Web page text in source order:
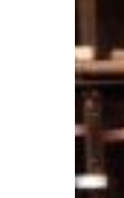
Lieu de
Domicile
Hôpitaux
Liste des
Sélectionner